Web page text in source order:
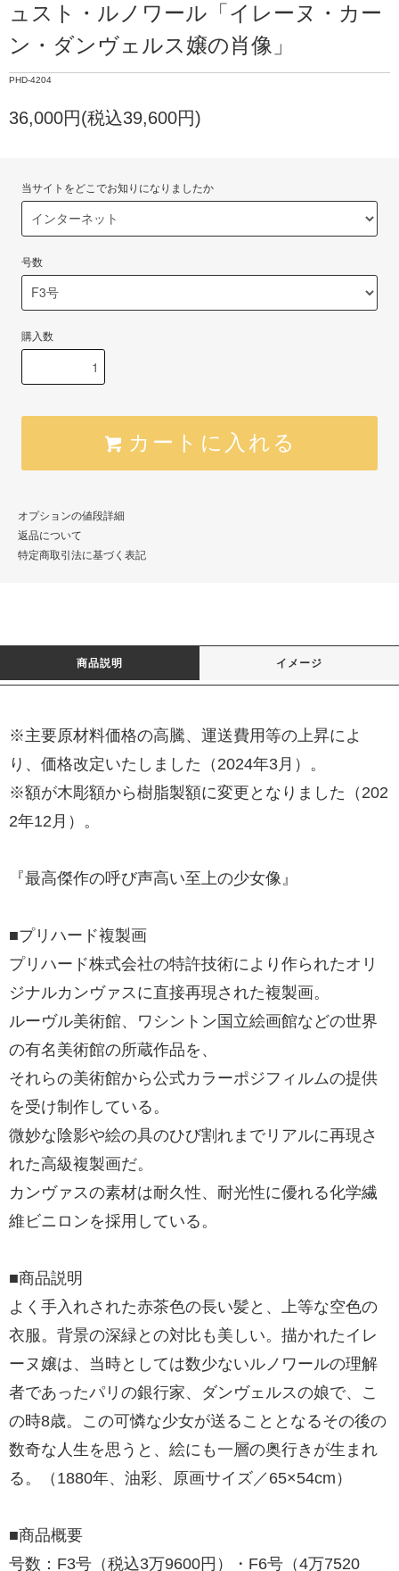
ュスト・ルノワール「イレーヌ・カー
ン・ダンヴェルス嬢の肖像」
PHD-4204
36,000円(税込39,600円)
当サイトをどこでお知りになりましたか
号数
購入数
カートに入れる
オプションの値段詳細
返品について
特定商取引法に基づく表記
商品説明 イメージ
※主要原材料価格の高騰、運送費用等の上昇によ
り、価格改定いたしました（2024年3月）。
※額が木彫額から樹脂製額に変更となりました（202
2年12月）。
『最高傑作の呼び声高い至上の少女像』
■プリハード複製画
プリハード株式会社の特許技術により作られたオリ
ジナルカンヴァスに直接再現された複製画。
ルーヴル美術館、ワシントン国立絵画館などの世界
の有名美術館の所蔵作品を、
それらの美術館から公式カラーポジフィルムの提供
を受け制作している。
微妙な陰影や絵の具のひび割れまでリアルに再現さ
れた高級複製画だ。
カンヴァスの素材は耐久性、耐光性に優れる化学繊
維ビニロンを採用している。
■商品説明
よく手入れされた赤茶色の長い髪と、上等な空色の
衣服。背景の深緑との対比も美しい。描かれたイレ
ーヌ嬢は、当時としては数少ないルノワールの理解
者であったパリの銀行家、ダンヴェルスの娘で、こ
の時8歳。この可憐な少女が送ることとなるその後の
数奇な人生を思うと、絵にも一層の奥行きが生まれ
る。（1880年、油彩、原画サイズ／65×54cm）
■商品概要
号数：F3号（税込3万9600円）・F6号（4万7520